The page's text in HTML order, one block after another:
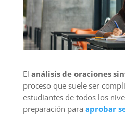
El análisis de oraciones
proceso que suele ser
estudiantes de todos los
preparación para aprobar